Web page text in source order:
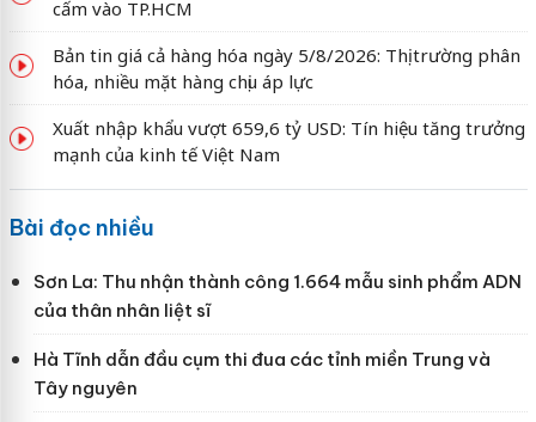
cấm vào TP.HCM
Bản tin giá cả hàng hóa ngày 5/8/2026: Thị trường phân
hóa, nhiều mặt hàng chịu áp lực
Xuất nhập khẩu vượt 659,6 tỷ USD: Tín hiệu tăng trưởng
mạnh của kinh tế Việt Nam
Bài đọc nhiều
Sơn La: Thu nhận thành công 1.664 mẫu sinh phẩm ADN
của thân nhân liệt sĩ
Hà Tĩnh dẫn đầu cụm thi đua các tỉnh miền Trung và
Tây nguyên